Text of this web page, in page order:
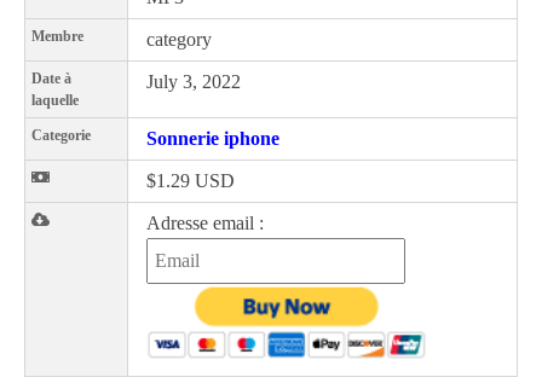
Membre category
Date à
laquelle
July 3, 2022
Categorie Sonnerie iphone
$1.29 USD
Adresse email :